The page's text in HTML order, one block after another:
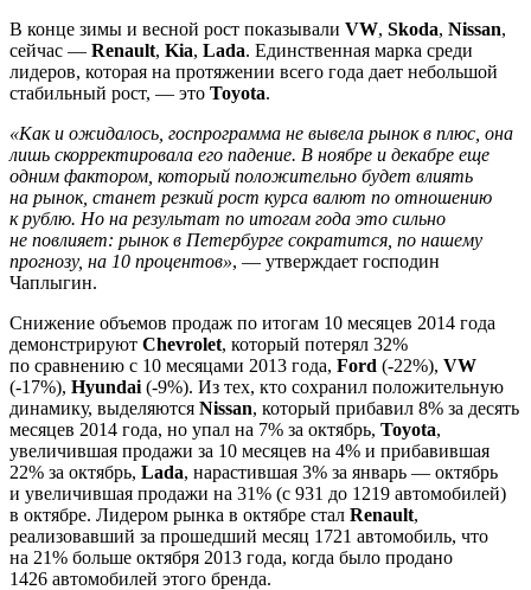
В конце зимы и весной рост показывали VW, Skoda, Nissan,
сейчас — Renault, Kia, Lada. Единственная марка среди
лидеров, которая на протяжении всего года дает небольшой
стабильный рост, — это Toyota.
«Как и ожидалось, госпрограмма не вывела рынок в плюс, она
лишь скорректировала его падение. В ноябре и декабре еще
одним фактором, который положительно будет влиять
на рынок, станет резкий рост курса валют по отношению
к рублю. Но на результат по итогам года это сильно
не повлияет: рынок в Петербурге сократится, по нашему
прогнозу, на 10 процентов», — утверждает господин
Чаплыгин.
Снижение объемов продаж по итогам 10 месяцев 2014 года
демонстрируют Chevrolet, который потерял 32%
по сравнению с 10 месяцами 2013 года, Ford (-22%), VW
(-17%), Hyundai (-9%). Из тех, кто сохранил положительную
динамику, выделяются Nissan, который прибавил 8% за десять
месяцев 2014 года, но упал на 7% за октябрь, Toyota,
увеличившая продажи за 10 месяцев на 4% и прибавившая
22% за октябрь, Lada, нарастившая 3% за январь — октябрь
и увеличившая продажи на 31% (с 931 до 1219 автомобилей)
в октябре. Лидером рынка в октябре стал Renault,
реализовавший за прошедший месяц 1721 автомобиль, что
на 21% больше октября 2013 года, когда было продано
1426 автомобилей этого бренда.